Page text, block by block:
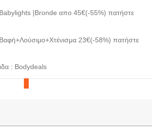
Babylights |Bronde απο 45€(-55%) πατήστε
23€(-58%) πατήστε
: Bodydeals